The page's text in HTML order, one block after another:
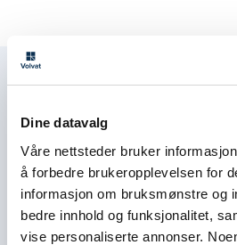
Dine datavalg
Våre nettsteder bruker
å forbedre brukeropplevelsen for
informasjon om bruksmønstre og
bedre innhold og funksjonalitet,
vise personaliserte annonser.
Bestill time hos Paal
Fysioterapi
Fysioterapeut
Løpsanalyse
Fotundersøkelse med evt.